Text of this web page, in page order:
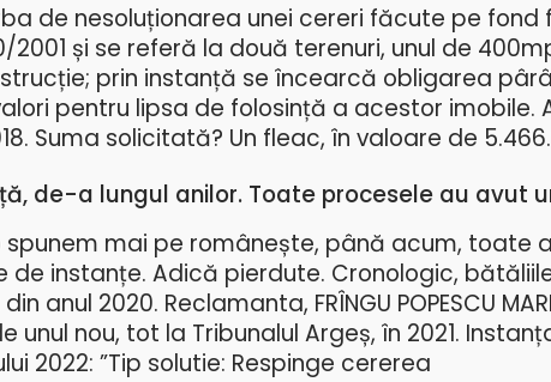
de nesoluționarea unei cereri făcute pe
2001 și se referă la două terenuri, unul de
prin instanță se încearcă obligarea
pentru lipsa de folosință a acestor imobile.
Suma solicitată? Un fleac, în valoare de
de-a lungul anilor. Toate procesele au avut
spunem mai pe românește, până acum, toate
de instanțe. Adică pierdute. Cronologic,
anul 2020. Reclamanta, FRÎNGU POPESCU
unul nou, tot la Tribunalul Argeș, în 2021.
2022: ”Tip solutie: Respinge cererea